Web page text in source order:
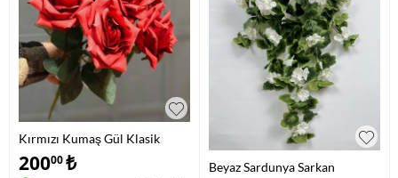
Kırmızı Kumaş Gül Klasik
20000₺ Beyaz Sardunya Sarkan